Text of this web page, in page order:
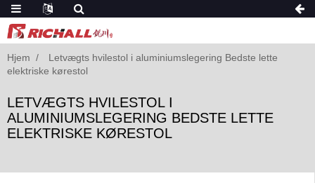
Hjem
Letvægts hvilestol i aluminiumslegering Bedste lette
elektriske kørestol
LETVÆGTS HVILESTOL I
ALUMINIUMSLEGERING BEDSTE LETTE
ELEKTRISKE KØRESTOL